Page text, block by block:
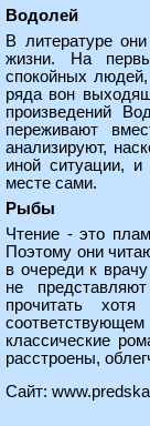
Водолей
В литературе
жизни. На
спокойных
ряда вон
произведений
переживают
анализируют,
иной ситуации,
месте сами.
Рыбы
Чтение - это
Поэтому они
в очереди к
не
прочитать
классические
расстроены,
Сайт: